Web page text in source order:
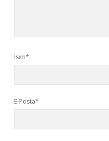
İsim*
E-Posta*